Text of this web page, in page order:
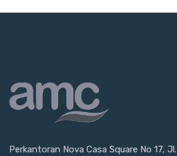
Perkantoran Nova Casa Square No 17,